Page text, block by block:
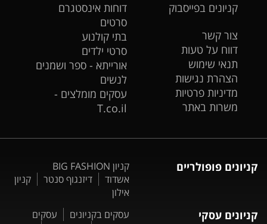
קניונים בפייסבוק
צור קשר
דווח על טעות
תנאי שימוש
הצהרת נגישות
מדיניות פרטיות
משרות באתר
דוחות אינסטגרם
סרטים
בתי קולנוע
סרטי ילדים
אורייתא - ספר ושמנים
לנשים
עסקים מומלצים -
T.co.il
קניונים פופולריים
קניון BIG FASHION
אשדוד
דיזנגוף סנטר
קניון
אילון
קניונים עסקי עסקים בקניונים
עסקים